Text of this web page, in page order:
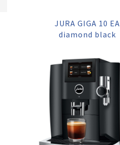
JURA GIGA 10 EA
diamond black